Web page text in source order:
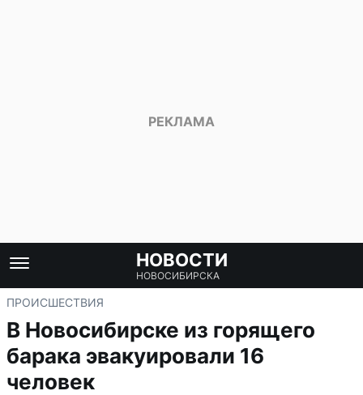
НОВОСТИ
НОВОСИБИРСКА
ПРОИСШЕСТВИЯ
В Новосибирске из горящего
барака эвакуировали 16
человек